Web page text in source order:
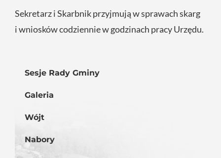
Sekretarz i Skarbnik przyjmują w sprawach skarg
i wniosków codziennie w godzinach pracy Urzędu.
Sesje Rady Gminy
Galeria
Wójt
Nabory